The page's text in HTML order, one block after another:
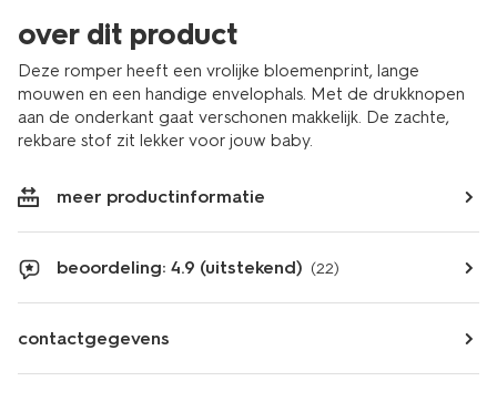
over dit product
Deze romper heeft een vrolijke bloemenprint, lange
mouwen en een handige envelophals. Met de drukknopen
aan de onderkant gaat verschonen makkelijk. De zachte,
rekbare stof zit lekker voor jouw baby.
meer productinformatie
beoordeling: 4.9 (uitstekend) (22)
contactgegevens